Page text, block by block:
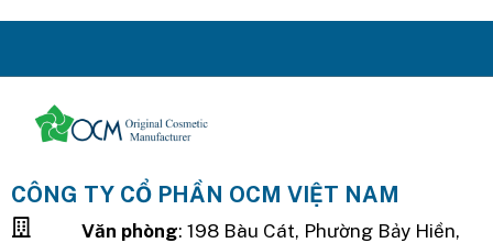
CÔNG TY CỔ PHẦN OCM VIỆT NAM
Văn phòng: 198 Bàu Cát, Phường Bảy Hiền,